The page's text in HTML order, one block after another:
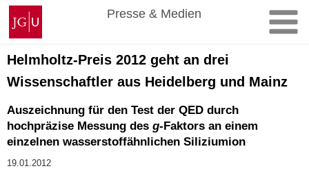
Zum
Inhalt
springen
Johannes
Gutenberg-
Universität
Mainz
Presse & Medien
Helmholtz-Preis 2012 geht an drei
Wissenschaftler aus Heidelberg und Mainz
Auszeichnung für den Test der QED durch
hochpräzise Messung des g-Faktors an einem
einzelnen wasserstoffähnlichen Siliziumion
19.01.2012